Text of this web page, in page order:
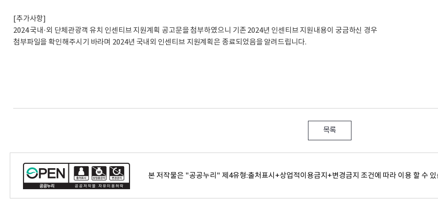
[추가사항]
2024 국내·외 단체관광객 유치 인센티브 지원계획 공고문을 첨부하였으니 기존 2024년 인센티브 지원내용이 궁금하신 경우
첨부파일을 확인해주시기 바라며 2024년 국내외 인센티브 지원계획은 종료되었음을 알려드립니다.
목록
본 저작물은 "공공누리"제4유형:출처표시+상업적이용금지+변경금지 조건에 따라 이용 할 수